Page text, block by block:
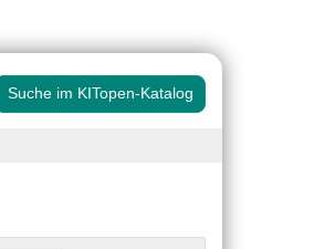
Suche im KITopen-Katalog